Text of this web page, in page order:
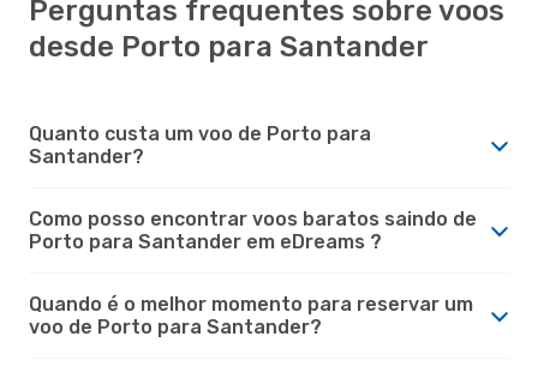
Perguntas frequentes sobre voos
desde Porto para Santander
Quanto custa um voo de Porto para
Santander?
Como posso encontrar voos baratos saindo de
Porto para Santander em eDreams ?
Quando é o melhor momento para reservar um
voo de Porto para Santander?